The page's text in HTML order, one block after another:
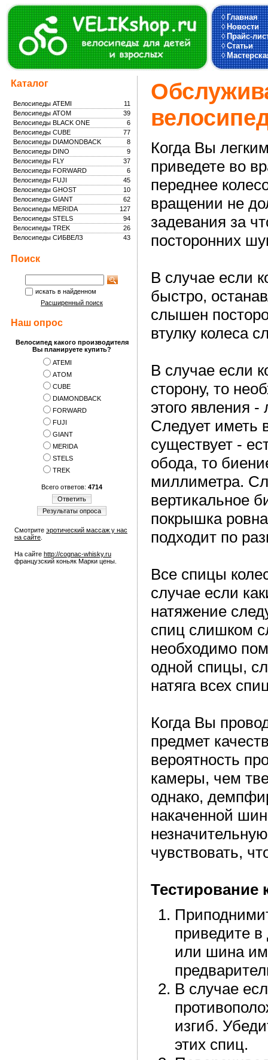
◊Главная
◊Новости
◊Прайс-
◊Статьи
◊
Каталог
11
Велосипеды ATEMI
39
Велосипеды ATOM
6
Велосипеды BLACK ONE
77
Велосипеды CUBE
8
Велосипеды DIAMONDBACK
9
Велосипеды DINO
37
Велосипеды FLY
6
Велосипеды FORWARD
45
Велосипеды FUJI
10
Велосипеды GHOST
62
Велосипеды GIANT
127
Велосипеды MERIDA
94
Велосипеды STELS
26
Велосипеды TREK
43
Велосипеды СИБВЕЛЗ
Поиск
искать в найденном
Расширенный поиск
Наш опрос
Велосипед какого производителя
Вы планируете купить?
ATEMI
АTOM
CUBE
DIAMONDBACK
FORWARD
FUJI
GIANT
MERIDA
STELS
TREK
Всего ответов: 4714
Ответить
Результаты опроса
Смотрите эротический массаж у нас
на сайте
На сайте http://cognac-whisky.ru
французский коньяк Марки цены.
Когда Вы
приведете во
переднее
вращении не
задевания за
посторонних
В случае если
быстро,
слышен
втулку колеса
В случае если
сторону, то
этого явления
Следует иметь
существует -
обода, то
миллиметра.
вертикальное
покрышка
подходит по
Все спицы
случае если
натяжение
спиц слишком
необходимо
одной спицы,
натяга всех
Когда Вы
предмет
вероятность
камеры, чем
однако,
накаченной
чувствовать,
Тестирование
приведите
или шина
В случае
изгиб.
этих спиц.